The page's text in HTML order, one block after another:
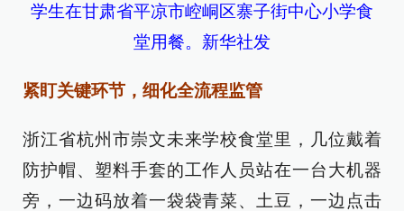
学生在甘肃省平凉市崆峒区寨子街中心小学食
堂用餐。新华社发
紧盯关键环节，细化全流程监管
浙江省杭州市崇文未来学校食堂里，几位戴着
防护帽、塑料手套的工作人员站在一台大机器
旁，一边码放着一袋袋青菜、土豆，一边点击